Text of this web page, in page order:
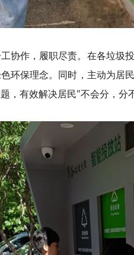
协作，履职尽责。在各垃圾
环保理念。同时，主动为居
，有效解决居民"不会分，分